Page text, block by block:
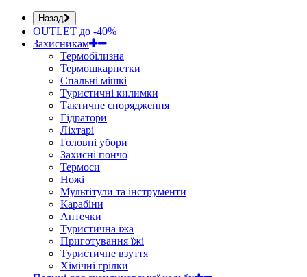
Назад
OUTLET до -40%
Захисникам
Термобілизна
Термошкарпетки
Спальні мішкі
Туристичні килимки
Тактичне спорядження
Гідратори
Ліхтарі
Головні убори
Захисні пончо
Термоси
Ножі
Мультітули та інструменти
Карабіни
Аптечки
Туристична їжа
Приготування їжі
Туристичне взуття
Хімічні грілки